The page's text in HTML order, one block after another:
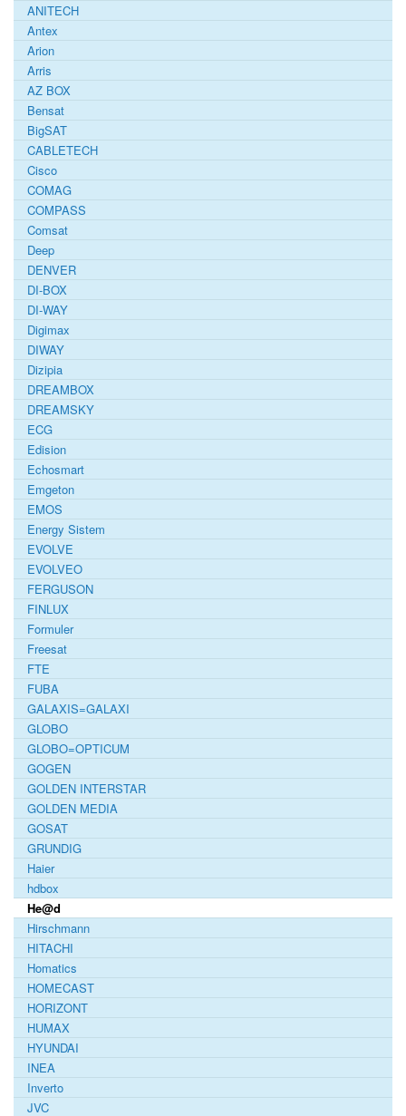
ANITECH
Antex
Arion
Arris
AZ BOX
Bensat
BigSAT
CABLETECH
Cisco
COMAG
COMPASS
Comsat
Deep
DENVER
DI-BOX
DI-WAY
Digimax
DIWAY
Dizipia
DREAMBOX
DREAMSKY
ECG
Edision
Echosmart
Emgeton
EMOS
Energy Sistem
EVOLVE
EVOLVEO
FERGUSON
FINLUX
Formuler
Freesat
FTE
FUBA
GALAXIS=GALAXI
GLOBO
GLOBO=OPTICUM
GOGEN
GOLDEN INTERSTAR
GOLDEN MEDIA
GOSAT
GRUNDIG
Haier
hdbox
He@d
Hirschmann
HITACHI
Homatics
HOMECAST
HORIZONT
HUMAX
HYUNDAI
INEA
Inverto
JVC